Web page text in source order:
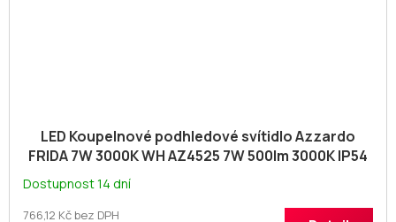
LED Koupelnové podhledové svítidlo Azzardo
FRIDA 7W 3000K WH AZ4525 7W 500lm 3000K IP54
Dostupnost 14 dní
766,12 Kč bez DPH